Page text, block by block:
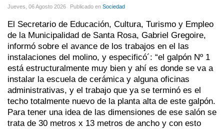
Jueves, 06 Agosto 2026 Publicado en Sociedad
El Secretario de Educación, Cultura, Turismo y Empleo
de la Municipalidad de Santa Rosa, Gabriel Gregoire,
informó sobre el avance de los trabajos en el las
instalaciones del molino, y especificó´: “el galpón Nº 1
está estructuralmente muy bien y ahí es donde se va a
instalar la escuela de cerámica y alguna oficinas
administrativas, y el trabajo que ya se terminó es el
techo totalmente nuevo de la planta alta de este galpón.
Para tener una idea de las dimensiones de ese salón se
trata de 30 metros x 13 metros de ancho y con esto